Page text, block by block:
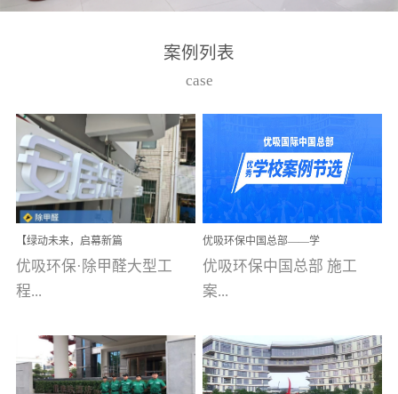
高技能的团队。汇聚了众
取得了多项产品技术专利
和多项国家版权局著作
权，获得高新技术企业称
号。生产优势自主生产自
给自足，优吸公司于2015
在广州番禺区成功建立产
品线生产基地，工厂拥有
自动化生产设备和成熟的
选择源头源材料、严控产
品质量，我们每一批的生
案例列表
case
【绿动未来，启幕新篇
章】优吸环保中标深圳安
居乐寓，超大型工装室内
空气治理项目顺利启航，
优吸环保·除甲醛大型工
程...
案例【深圳安居乐寓】室
优吸环保中国总部——学
校施工案例(节选)
优吸环保中国总部 施工
案...
例(学校工装节选)广州南沙